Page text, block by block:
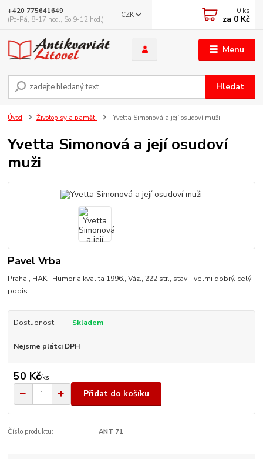
Menu
CZK
Hledat
+420 775641649
(Po-Pá, 8-17 hod., So 9-12 hod.)
0 ks
za 0 Kč
Úvod Životopisy a paměti Yvetta Simonová a její osudoví muži
Yvetta Simonová a její osudoví
muži
Pavel Vrba
Praha., HAK- Humor a kvalita 1996., Váz., 222 str., stav - velmi dobrý. celý
popis
Dostupnost Skladem
Nejsme plátci DPH
50 Kč/ks
Přidat do košíku
Číslo produktu: ANT 71